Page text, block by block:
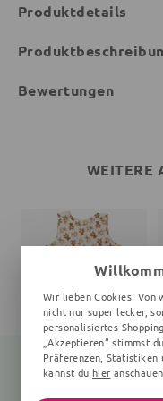
Produktdetails
Bewertungen
WEITERE
Wir lieben Cookies! Von
nicht nur super lecker,
personalisiertes
„Akzeptieren“ stimmst
Präferenzen,
kannst du hier